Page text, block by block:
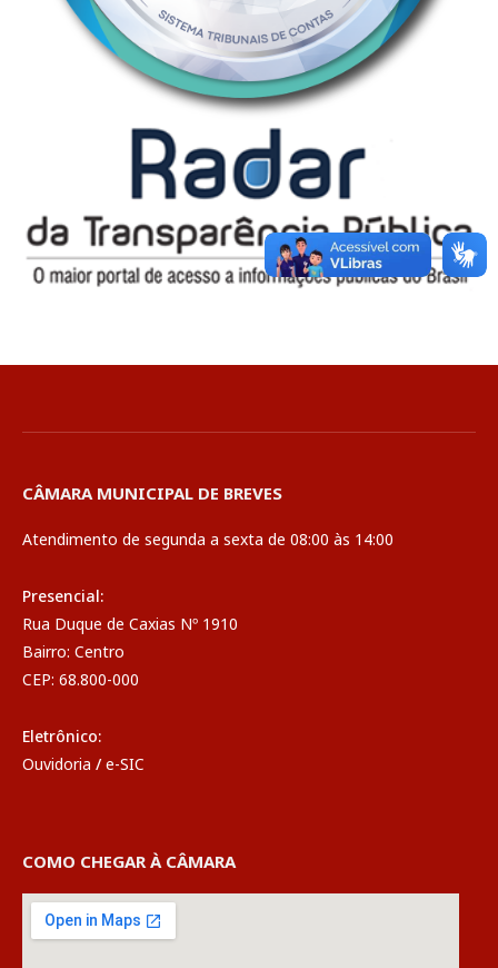
CÂMARA MUNICIPAL DE BREVES
Atendimento de segunda a sexta de 08:00 às 14:00
Presencial:
Rua Duque de Caxias Nº 1910
Bairro: Centro
CEP: 68.800-000
Eletrônico:
Ouvidoria / e-SIC
COMO CHEGAR À CÂMARA